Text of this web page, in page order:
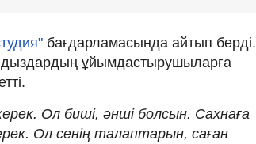
бағдарламасында айтып берді.
ұйымдастырушыларға
Ол биші, әнші болсын. Сахнаға
Ол сенің талаптарын, саған